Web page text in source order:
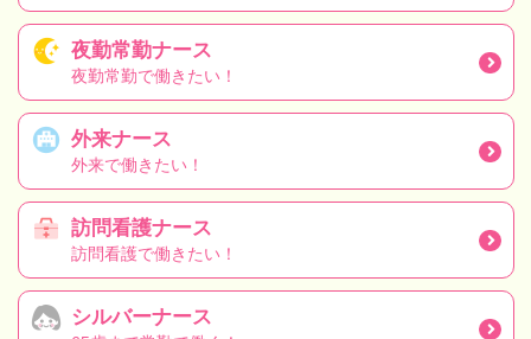
夜勤常勤ナース
夜勤常勤で働きたい！
外来ナース
外来で働きたい！
訪問看護ナース
訪問看護で働きたい！
シルバーナース